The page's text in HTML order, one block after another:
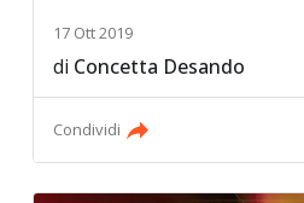
17 Ott 2019
di Concetta Desando
Condividi